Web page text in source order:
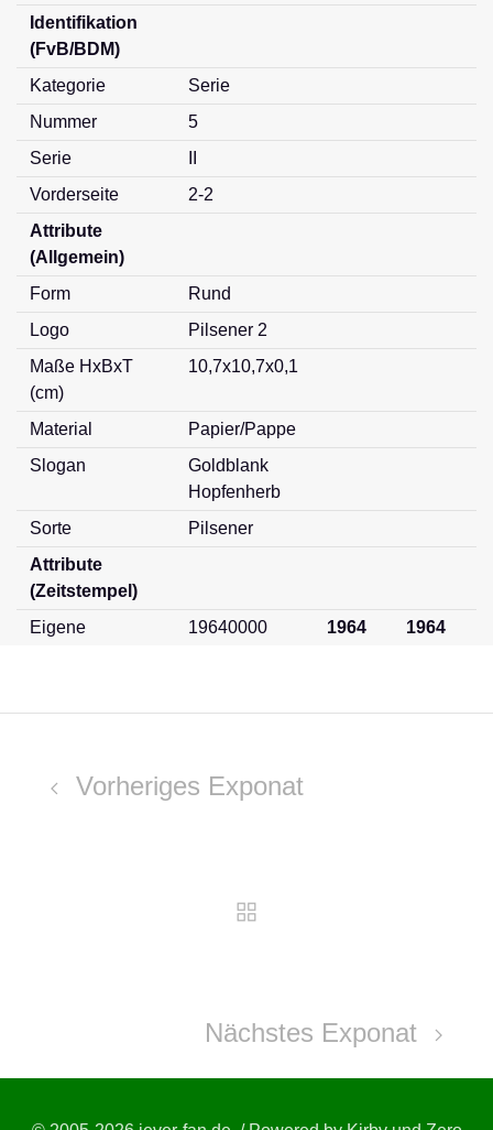
Identifikation
(FvB/BDM)
Kategorie
Serie
Nummer
5
Serie
Vorderseite
2-2
Attribute
(Allgemein)
Form
Rund
Logo
Pilsener 2
Maße HxBxT
(cm)
10,7x10,7x0,1
Material
Papier/Pappe
Slogan
Goldblank
Hopfenherb
Sorte
Pilsener
Attribute
(Zeitstempel)
Eigene
19640000 1964 1964
Vorheriges Exponat
Nächstes Exponat